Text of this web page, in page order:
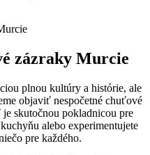
zázraky ⁤Murcie
plnou kultúry a‍ histórie, ale
objaviť nespočetné chuťové‍
skutočnou pokladnicou pre
alebo experimentujete
pre každého.